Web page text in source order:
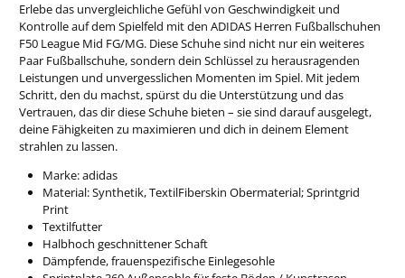
Erlebe das unvergleichliche Gefühl von Geschwindigkeit und
Kontrolle auf dem Spielfeld mit den ADIDAS Herren Fußballschuhen
F50 League Mid FG/MG. Diese Schuhe sind nicht nur ein weiteres
Paar Fußballschuhe, sondern dein Schlüssel zu herausragenden
Leistungen und unvergesslichen Momenten im Spiel. Mit jedem
Schritt, den du machst, spürst du die Unterstützung und das
Vertrauen, das dir diese Schuhe bieten – sie sind darauf ausgelegt,
deine Fähigkeiten zu maximieren und dich in deinem Element
strahlen zu lassen.
Marke: adidas
Material: Synthetik, TextilFiberskin Obermaterial; Sprintgrid
Print
Textilfutter
Halbhoch geschnittener Schaft
Dämpfende, frauenspezifische Einlegesohle